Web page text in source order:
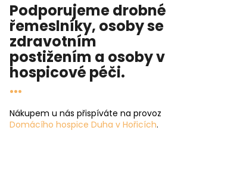
Podporujeme drobné
řemeslníky, osoby se
zdravotním
postižením a osoby v
hospicové péči.
...
Nákupem u nás přispíváte na provoz
Domácího hospice Duha v Hořicích.